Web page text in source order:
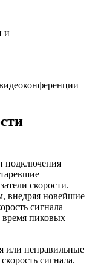
и
подключения
скорости.
внедряя новейшие
сигнала
время пиковых
или неправильные
сигнала.